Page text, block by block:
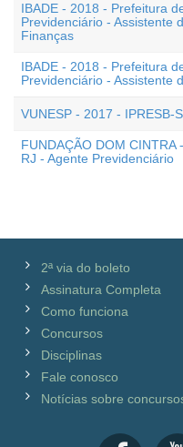
IBADE - 2018 - Prefeitura
Previdenciário - Assistente
Finanças
IBADE - 2018 - Prefeitura
Previdenciário - Assistente
VUNESP - 2017 - IPRESB-
FUNDAÇÃO DOM
RJ - Agente Previdenciário
2ª via do boleto
Assinatura Completa
Como funciona
Concursos
Disciplinas
Fale conosco
Notícias sobre